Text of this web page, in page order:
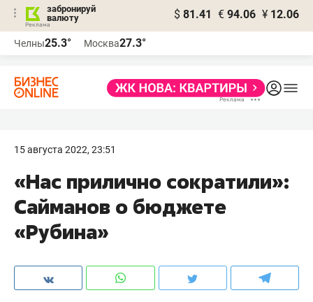
забронируй
валюту
$ 81.41 € 94.06 ¥ 12.06
Челны25.3° Москва27.3°
15 августа 2022, 23:51
«Нас прилично сократили»:
Сайманов о бюджете
«Рубина»